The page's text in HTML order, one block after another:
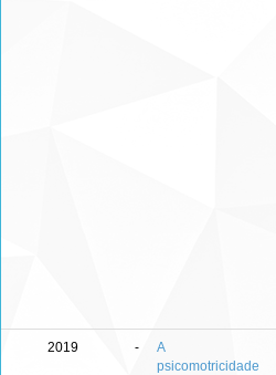
2019 -
A
psicomotricidade